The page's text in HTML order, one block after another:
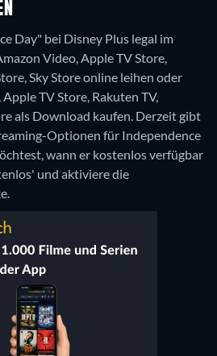
Day" bei Disney Plus legal im
Video, Apple TV Store,
Sky Store online leihen oder
TV Store, Rakuten TV,
als Download kaufen. Derzeit gibt
Optionen für Independence
wann er kostenlos verfügbar
und aktiviere die